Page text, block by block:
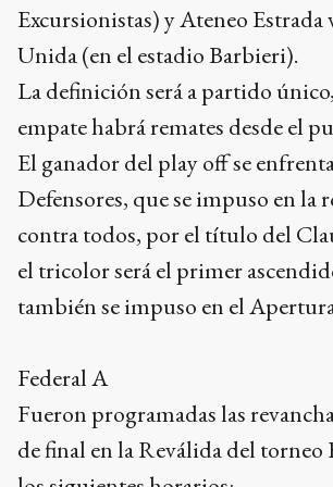
Excursionistas) y Ateneo Estrada
Unida (en el estadio Barbieri).
La definición será a partido
empate habrá remates desde el
El ganador del play off se
Defensores, que se impuso en la
contra todos, por el título del
el tricolor será el primer
también se impuso en el
Federal A
Fueron programadas las
de final en la Reválida del torneo